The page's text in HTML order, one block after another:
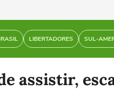
LIBERTADORES SUL-
assistir,